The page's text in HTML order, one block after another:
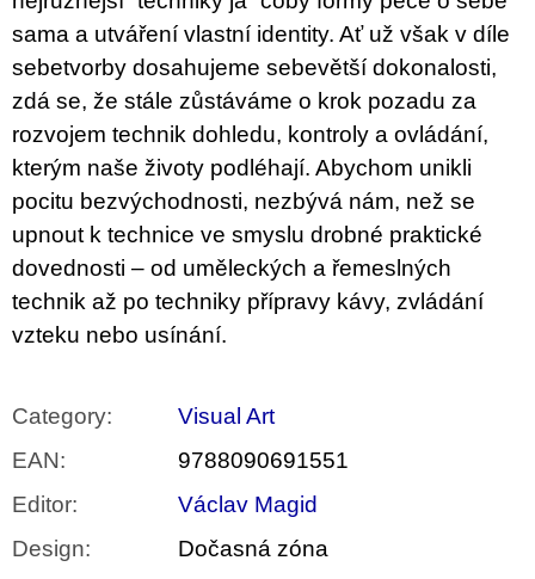
sama a utváření vlastní identity. Ať už však v díle
sebetvorby dosahujeme sebevětší dokonalosti,
zdá se, že stále zůstáváme o krok pozadu za
rozvojem technik dohledu, kontroly a ovládání,
kterým naše životy podléhají. Abychom unikli
pocitu bezvýchodnosti, nezbývá nám, než se
upnout k technice ve smyslu drobné praktické
dovednosti – od uměleckých a řemeslných
technik až po techniky přípravy kávy, zvládání
vzteku nebo usínání.
Category:
Visual Art
EAN:
9788090691551
Editor:
Václav Magid
Design: Dočasná zóna